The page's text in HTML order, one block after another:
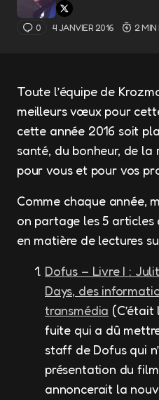
0 4 JANVIER 2016 2 MIN
Toute l’équipe de
meilleurs vœux pour
cette année 2016 soit
santé, du bonheur, de la
pour vous et pour vos
Comme chaque année,
on partage les 5 articles
en matière de lectures
Dofus – Livre I :
Days, des
transmédia (C’était
fuite qui a dû
staff de Dofus qui
présentation du
annoncerait la